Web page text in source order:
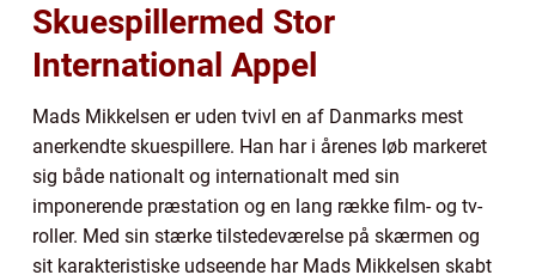
Skuespillermed Stor
International Appel
Mads Mikkelsen er uden tvivl en af Danmarks mest
anerkendte skuespillere. Han har i årenes løb markeret
sig både nationalt og internationalt med sin
imponerende præstation og en lang række film- og tv-
roller. Med sin stærke tilstedeværelse på skærmen og
sit karakteristiske udseende har Mads Mikkelsen skabt